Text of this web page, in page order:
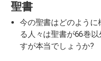
聖書
今の聖書はどのように
る人々は聖書が66巻
すが本当でしょうか?